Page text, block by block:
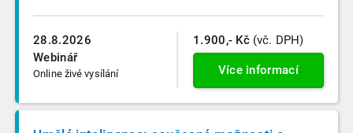
28.8.2026
Webinář
Online živé vysílání
1.900,- Kč (vč. DPH)
Více informací